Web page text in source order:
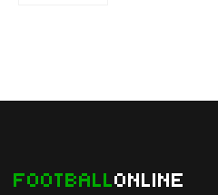
FOOTBALLONLINE